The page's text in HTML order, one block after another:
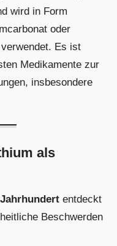
wird in Form
oder
Es ist
Medikamente zur
insbesondere
als
entdeckt
Beschwerden